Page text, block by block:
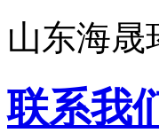
山东海晟
联系我